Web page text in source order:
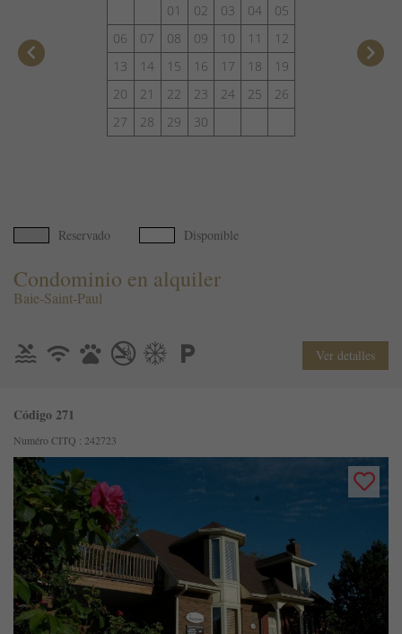
keyboard_arrow_left
01
02 03 04
05
06
07 08 09 10 11
12
13
14 15 16 17 18
19
20
21 22 23 24 25
26
27
28 29 30
keyboard_arrow_right
Reservado Disponible
Condominio en alquiler
Baie-Saint-Paul
Ver detalles
Código 271
Numéro CITQ : 242723